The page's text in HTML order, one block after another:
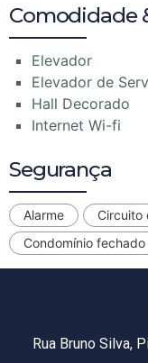
Comodidade
Elevador
Elevador de
Hall Decorado
Internet Wi-fi
Segurança
Alarme
Circuito
Condomínio fechado
Rua Bruno Silva,